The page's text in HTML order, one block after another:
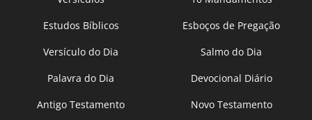
Estudos Bíblicos
Esboços de Pregação
Versículo do Dia
Salmo do Dia
Palavra do Dia
Devocional Diário
Antigo Testamento
Novo Testamento